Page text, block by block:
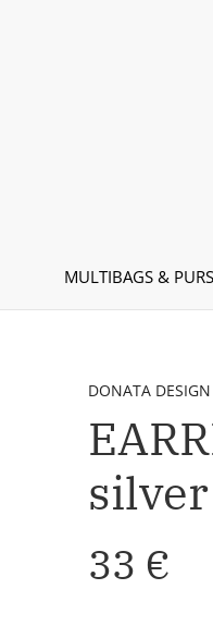
MULTIBAGS &
DONATA DESIGN
33 €